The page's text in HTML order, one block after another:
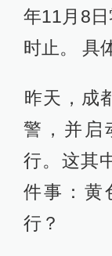
年11月8
时止。 具
昨天，成
警，并启
行。这其
件事：黄
行？